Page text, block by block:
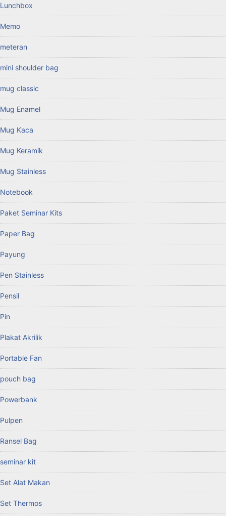
Lunchbox
Memo
meteran
mini shoulder bag
mug classic
Mug Enamel
Mug Kaca
Mug Keramik
Mug Stainless
Notebook
Paket Seminar Kits
Paper Bag
Payung
Pen Stainless
Pensil
Pin
Plakat Akrilik
Portable Fan
pouch bag
Powerbank
Pulpen
Ransel Bag
seminar kit
Set Alat Makan
Set Thermos